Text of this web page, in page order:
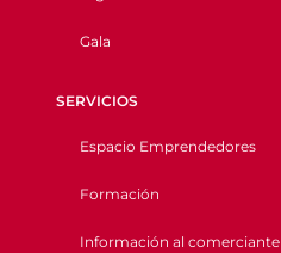
Gala
SERVICIOS
Espacio Emprendedores
Formación
Información al comerciante